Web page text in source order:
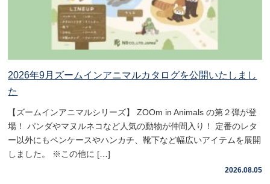
2026年9月ズームインアニマルカタログを公開いたしまし
た
【ズームインアニマルシリーズ】 ZOOm in Animals の第２弾が登
場！ パンダやマヌルネコなど人気の動物が仲間入り！ 定番のレタ
ー以外にもペンケースやハンカチ、靴下など幅広いアイテムを展開
しました。 ※この他に […]
2026.08.05